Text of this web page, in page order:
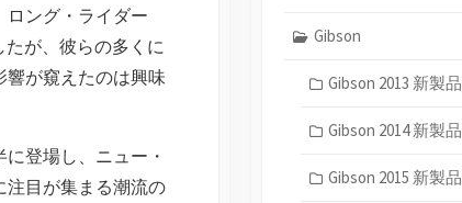
ロング・ライダー
が、彼らの多くに
響が窺えたのは興味
登場し、ニュー・
注目が集まる潮流の
Gibson
Gibson 2013 新製品
Gibson 2014 新製品
Gibson 2015 新製品